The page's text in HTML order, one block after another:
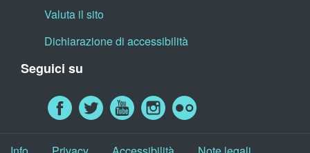
Valuta il sito
Dichiarazione di accessibilità
Seguici su